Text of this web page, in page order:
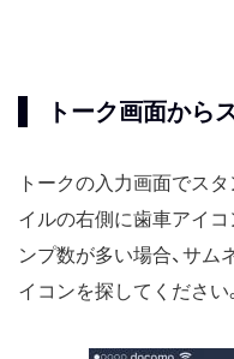
トーク画面から
トークの入力画面でス
イルの右側に歯車アイ
ンプ数が多い場合、サ
イコンを探してください